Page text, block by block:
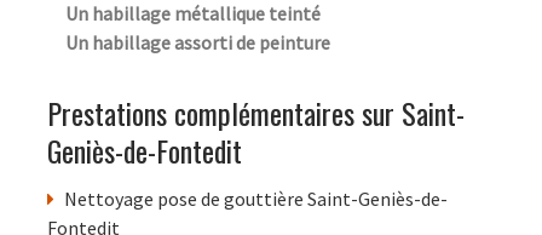
Un habillage métallique teinté
Un habillage assorti de peinture
Prestations complémentaires sur Saint-
Geniès-de-Fontedit
Nettoyage pose de gouttière Saint-Geniès-de-
Fontedit